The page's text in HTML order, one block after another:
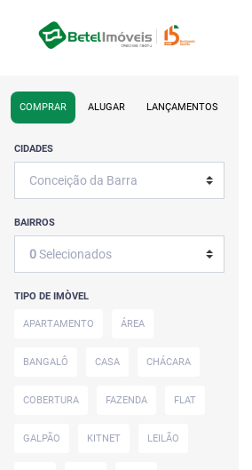
COMPRAR ALUGAR LANÇAMENTOS
CIDADES
BAIRROS
0Selecionados
TIPO DE IMÒVEL
APARTAMENTO ÁREA
BANGALÔ CASA CHÁCARA
COBERTURA FAZENDA FLAT
GALPÃO KITNET LEILÃO